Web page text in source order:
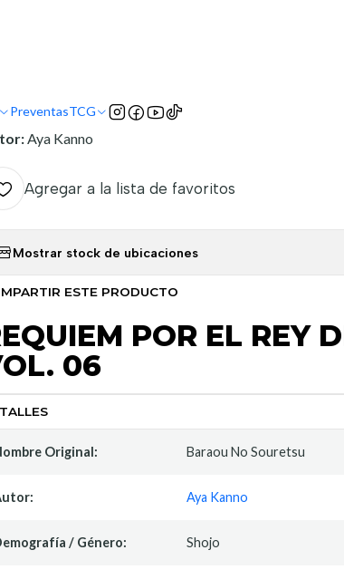
PreventasTCG
original:Baraou No Souretsu
Aya Kanno
Agregar a la lista de favoritos
Mostrar stock de ubicaciones
ESTE PRODUCTO
POR EL REY
06
Original: Baraou No Souretsu
Aya Kanno
/ Género: Shojo